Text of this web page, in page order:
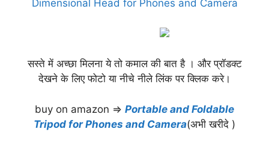
Dimensional Head for Phones and Camera
सस्ते में अच्छा मिलना ये तो कमाल की बात है । और प्रॉडक्ट
देखने के लिए फोटो या नीचे नीले लिंक पर क्लिक करे।
buy on amazon ⇒ Portable and Foldable
Tripod for Phones and Camera(अभी खरीदे )